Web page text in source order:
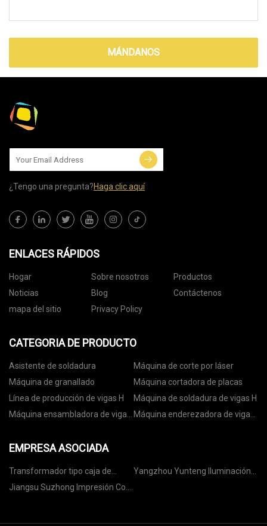
MÁNDANOS
¿Tengo una pregunta?Haga clic aquí
ENLACES RÁPIDOS
Hogar Sobre nosotros
Productos
Noticias
Blog
Contáctenos
mapa del sitio
Privacy Policy
CATEGORIA DE PRODUCTO
Asistente de soldadura
Máquina de corte por láser
Máquina de granallado
Máquina cortadora de placas
Línea de producción de vigas H
Máquina de soldadura de vigas H
Máquina ensambladora de vigas Máquina enderezadora de vigas
EMPRESA ASOCIADA
Transformador tipo caja de
China
Yangzhou Yunteng Iluminación
Jiangsu Suzhong Impresión Co.,